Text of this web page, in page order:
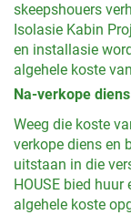
skeepshouers
Isolasie Kabin
en installasie
algehele koste
Na-verkope
Weeg die koste
verkope diens en
uitstaan in die
HOUSE bied
algehele koste